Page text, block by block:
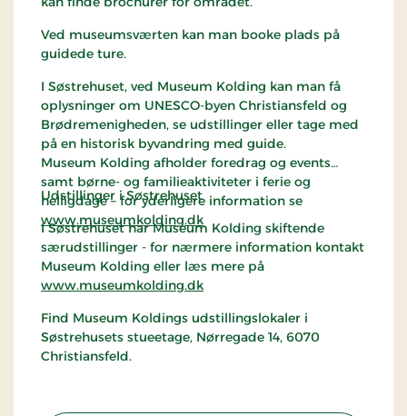
Ved museumsværten kan man booke plads på
guidede ture.
I Søstrehuset, ved Museum Kolding kan man få
oplysninger om UNESCO-byen Christiansfeld og
Brødremenigheden, se udstillinger eller tage med
på en historisk byvandring med guide.
Museum Kolding afholder foredrag og events
samt børne- og familieaktiviteter i ferie og
helligdage – for yderligere information se
www.museumkolding.dk
Udstillinger iSøstrehuset
I Søstrehuset har Museum Kolding skiftende
særudstillinger - for nærmere information kontakt
Museum Kolding eller læs mere på
www.museumkolding.dk
Find Museum Koldings udstillingslokaler i
Søstrehusets stueetage, Nørregade 14, 6070
Christiansfeld.